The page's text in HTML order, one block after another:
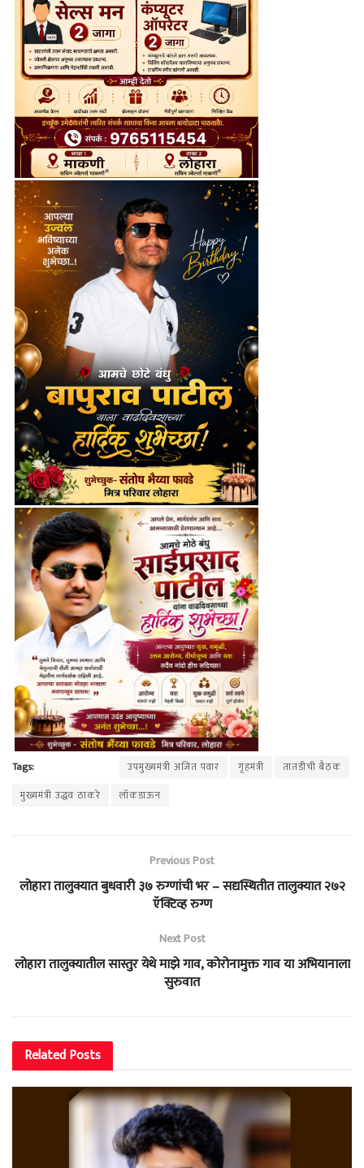
Tags: उपमुख्यमंत्री अजित पवार गृहमंत्री
तातडीची बैठक
मुख्यमंत्री उद्धव ठाकरे
लॉकडाऊन
Previous Post
लोहारा तालुक्यात बुधवारी ३७ रुग्णांची भर – सद्यस्थितीत तालुक्यात २७२
ऍक्टिव्ह रुग्ण
Next Post
लोहारा तालुक्यातील सास्तुर येथे माझे गाव, कोरोनामुक्त गाव या अभियानाला
सुरुवात
RelatedPosts